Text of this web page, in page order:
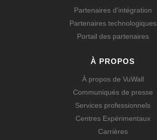
Partenaires d'intégration
Partenaires technologiques
Portail des partenaires
À PROPOS
À propos de VuWall
Communiqués de presse
Services professionnels
Centres Expérimentaux
Carrières